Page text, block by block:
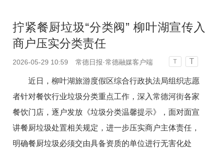
拧紧餐厨垃圾“分类阀” 柳叶湖宣传入
商户压实分类责任
2026-05-29 10:59 常德日报·常德融媒客户端 T T
近日，柳叶湖旅游度假区综合行政执法局组织志愿
者针对餐饮行业垃圾分类重点工作，深入常德河街各家
餐饮门店，逐户发放《垃圾分类温馨提示》，面对面宣
讲餐厨垃圾处置相关规定，进一步压实商户主体责任，
明确餐厨垃圾必须交由具备资质的单位进行无害化处